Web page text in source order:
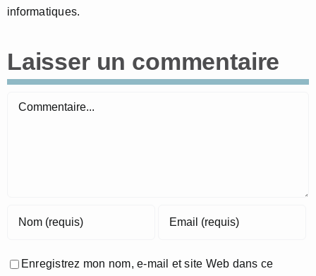
informatiques.
Laisser un commentaire
Commentaire
Enregistrez mon nom, e-mail et site Web dans ce